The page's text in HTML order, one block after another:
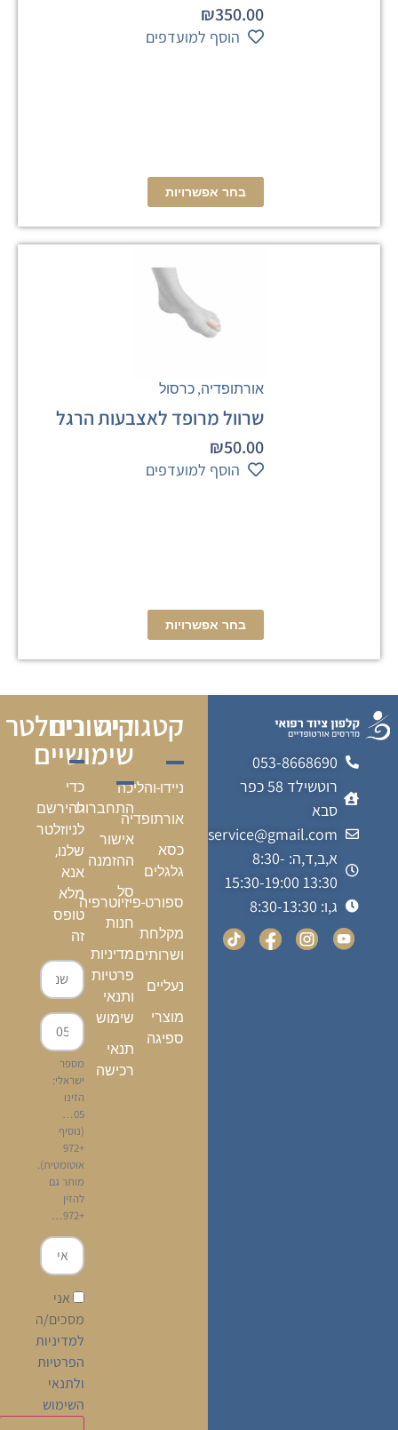
₪350.00
הוסף למועדפים
בחר אפשרויות
אורתופדיה, כרסול
שרוול מרופד לאצבעות הרגל
₪50.00
הוסף למועדפים
בחר אפשרויות
053-8668690
רוטשילד 58 כפר
סבא
kalfonmedicalservice@gmail.com
א,ב,ד,ה: 8:30-
13:30 15:30-19:00
ג,ו: 8:30-13:30
קטגוריה
ניידו-והליכה
אורתופדיה
כסא
גלגלים
ספורט-פיזיוטרפיה
מקלחת
ושרותים
נעליים
מוצרי
ספיגה
קישורים
שימושיים
התחברות
אישור
ההזמנה
סל
חנות
מדיניות
פרטיות
ותנאי
שימוש
תנאי
רכישה
ניוזלטר
כדי
להירשם
לניוזלטר
שלנו,
אנא
מלא
טופס
זה
מספר
ישראלי:
הזינו
05…
(נוסיף
+972
אוטומטית).
מותר גם
להזין
+972…
אני
מסכים/ה
למדיניות
הפרטיות
ולתנאי
השימוש